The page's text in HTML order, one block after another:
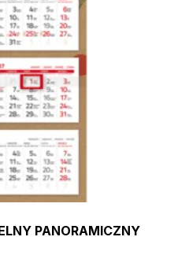
PANORAMICZNY